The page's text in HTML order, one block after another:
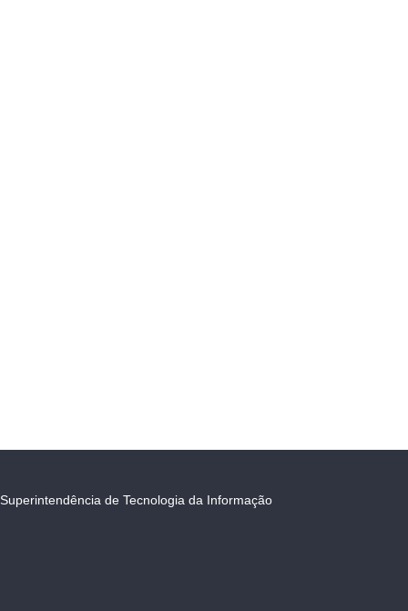
Superintendência de Tecnologia da Informação